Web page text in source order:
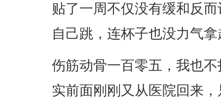
贴了一周不仅没有缓和反
自己跳，连杯子也没力气
伤筋动骨一百零五，我也
实前面刚刚又从医院回来